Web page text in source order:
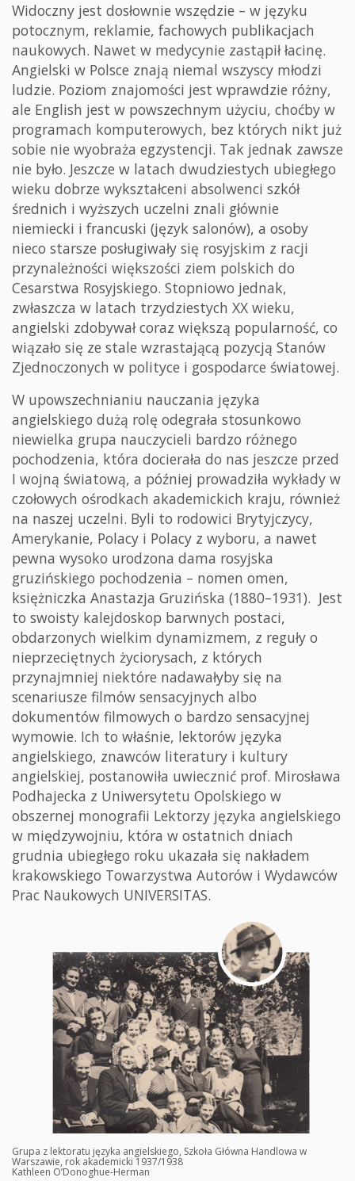
Widoczny jest dosłownie wszędzie – w języku
potocznym, reklamie, fachowych publikacjach
naukowych. Nawet w medycynie zastąpił łacinę.
Angielski w Polsce znają niemal wszyscy młodzi
ludzie. Poziom znajomości jest wprawdzie różny,
ale English jest w powszechnym użyciu, choćby w
programach komputerowych, bez których nikt już
sobie nie wyobraża egzystencji. Tak jednak zawsze
nie było. Jeszcze w latach dwudziestych ubiegłego
wieku dobrze wykształceni absolwenci szkół
średnich i wyższych uczelni znali głównie
niemiecki i francuski (język salonów), a osoby
nieco starsze posługiwały się rosyjskim z racji
przynależności większości ziem polskich do
Cesarstwa Rosyjskiego. Stopniowo jednak,
zwłaszcza w latach trzydziestych XX wieku,
angielski zdobywał coraz większą popularność, co
wiązało się ze stale wzrastającą pozycją Stanów
Zjednoczonych w polityce i gospodarce światowej.
W upowszechnianiu nauczania języka
angielskiego dużą rolę odegrała stosunkowo
niewielka grupa nauczycieli bardzo różnego
pochodzenia, która docierała do nas jeszcze przed
I wojną światową, a później prowadziła wykłady w
czołowych ośrodkach akademickich kraju, również
na naszej uczelni. Byli to rodowici Brytyjczycy,
Amerykanie, Polacy i Polacy z wyboru, a nawet
pewna wysoko urodzona dama rosyjska
gruzińskiego pochodzenia – nomen omen,
księżniczka Anastazja Gruzińska (1880–1931). Jest
to swoisty kalejdoskop barwnych postaci,
obdarzonych wielkim dynamizmem, z reguły o
nieprzeciętnych życiorysach, z których
przynajmniej niektóre nadawałyby się na
scenariusze filmów sensacyjnych albo
dokumentów filmowych o bardzo sensacyjnej
wymowie. Ich to właśnie, lektorów języka
angielskiego, znawców literatury i kultury
angielskiej, postanowiła uwiecznić prof. Mirosława
Podhajecka z Uniwersytetu Opolskiego w
obszernej monografii Lektorzy języka angielskiego
w międzywojniu, która w ostatnich dniach
grudnia ubiegłego roku ukazała się nakładem
krakowskiego Towarzystwa Autorów i Wydawców
Prac Naukowych UNIVERSITAS.
Grupa z lektoratu języka angielskiego, Szkoła Główna Handlowa w
Warszawie, rok akademicki 1937/1938
Kathleen O’Donoghue-Herman